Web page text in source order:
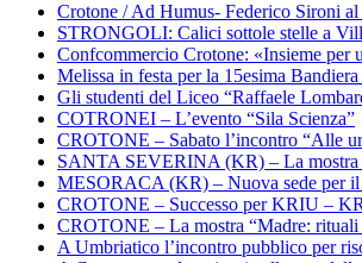
Crotone / Ad Humus- Federico Sironi
STRONGOLI: Calici sottole stelle a
Confcommercio Crotone: «Insieme per
Melissa in festa per la 15esima
Gli studenti del Liceo “Raffaele
COTRONEI – L’evento “Sila Scienza”
CROTONE – Sabato l’incontro “Alle
SANTA SEVERINA (KR) – La
MESORACA (KR) – Nuova sede per
CROTONE – Successo per KRIU –
CROTONE – La mostra “Madre: rituali
A Umbriatico l’incontro pubblico per